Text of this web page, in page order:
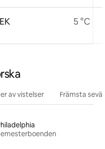
5 °C
av vistelser Främsta